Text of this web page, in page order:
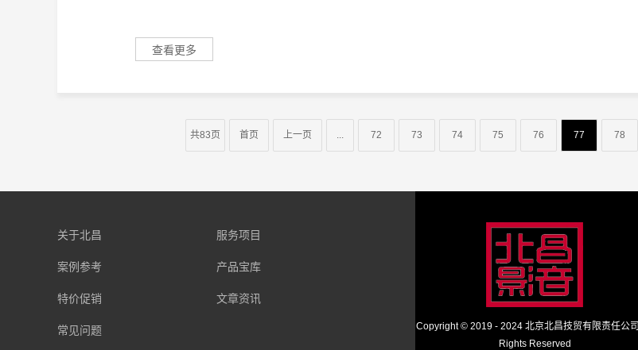
查看更多
共83页 首页 上一页 ... 72 73 74 75 76 77 78
关于北昌 服务项目
案例参考 产品宝库
特价促销 文章资讯
常见问题 Copyright © 2019 - 2024 北京北昌技贸有限责任公司
Rights Reserved